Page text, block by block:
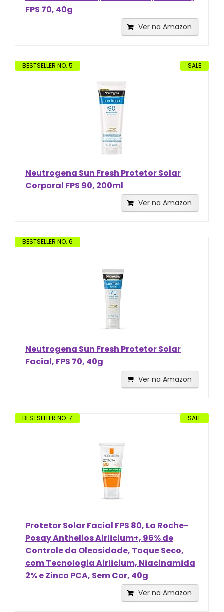
FPS 70, 40g
Ver na Amazon
SALE
BESTSELLER NO. 5
Neutrogena Sun Fresh Protetor Solar
Corporal FPS 90, 200ml
Ver na Amazon
BESTSELLER NO. 6
Neutrogena Sun Fresh Protetor Solar
Facial, FPS 70, 40g
Ver na Amazon
SALE
BESTSELLER NO. 7
Protetor Solar Facial FPS 80, La Roche-
Posay Anthelios Airlicium+, 96% de
Controle da Oleosidade, Toque Seco,
com Tecnologia Airlicium, Niacinamida
2% e Zinco PCA, Sem Cor, 40g
Ver na Amazon